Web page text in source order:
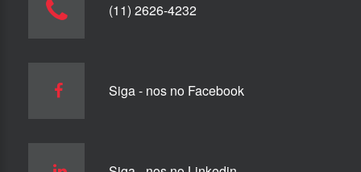
(11) 2626-4232
Siga - nos no Facebook